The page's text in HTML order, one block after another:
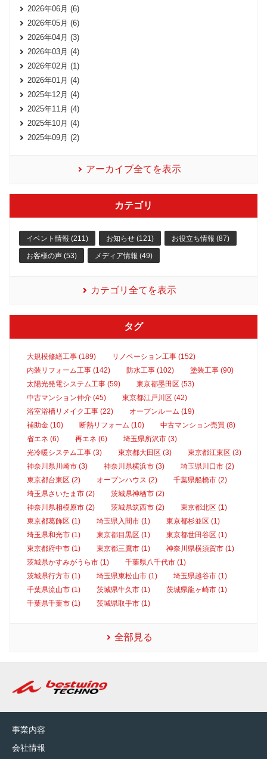
2026年06月 (6)
2026年05月 (6)
2026年04月 (3)
2026年03月 (4)
2026年02月 (1)
2026年01月 (4)
2025年12月 (4)
2025年11月 (4)
2025年10月 (4)
2025年09月 (2)
アーカイブ全てを表示
カテゴリ
イベント情報 (211) お知らせ (121) お役立ち情報 (87)
お客様の声 (53) メディア情報 (49)
カテゴリ全てを表示
タグ
大規模修繕工事 (189)
リノベーション工事 (152)
内装リフォーム工事 (142)
防水工事 (102)
塗装工事 (90)
太陽光発電システム工事 (59)
東京都墨田区 (53)
中古マンション仲介 (45)
東京都江戸川区 (42)
浴室浴槽リメイク工事 (22)
オープンルーム (19)
補助金 (10)
断熱リフォーム (10)
中古マンション売買 (8)
省エネ (6)
再エネ (6)
埼玉県所沢市 (3)
光冷暖システム工事 (3)
東京都大田区 (3)
東京都江東区 (3)
神奈川県川崎市 (3)
神奈川県横浜市 (3)
埼玉県川口市 (2)
東京都台東区 (2)
オープンハウス (2)
千葉県船橋市 (2)
埼玉県さいたま市 (2)
茨城県神栖市 (2)
神奈川県相模原市 (2)
茨城県筑西市 (2)
東京都北区 (1)
東京都葛飾区 (1)
埼玉県入間市 (1)
東京都杉並区 (1)
埼玉県和光市 (1)
東京都目黒区 (1)
東京都世田谷区 (1)
東京都府中市 (1)
東京都三鷹市 (1)
神奈川県横須賀市 (1)
茨城県かすみがうら市 (1)
千葉県八千代市 (1)
茨城県行方市 (1)
埼玉県東松山市 (1)
埼玉県越谷市 (1)
千葉県流山市 (1)
茨城県牛久市 (1)
茨城県龍ヶ崎市 (1)
千葉県千葉市 (1)
茨城県取手市 (1)
全部見る
事業内容
会社情報